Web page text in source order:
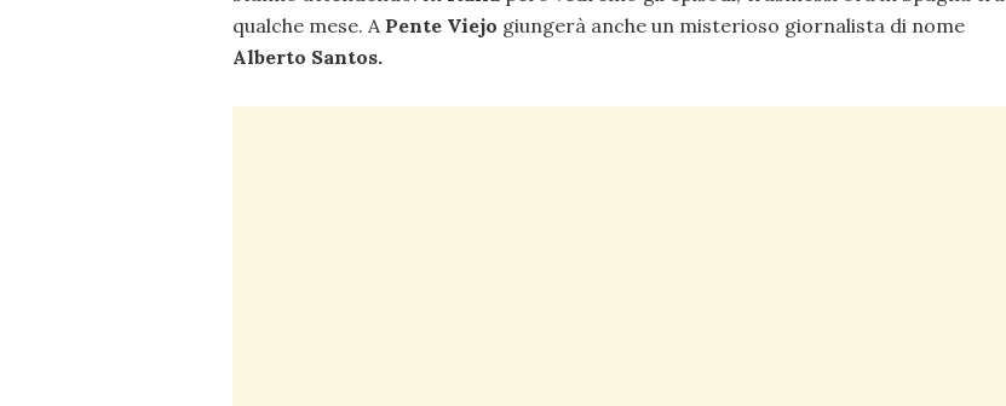
qualche mese. A Pente Viejo giungerà anche un misterioso giornalista di nome
Alberto Santos.